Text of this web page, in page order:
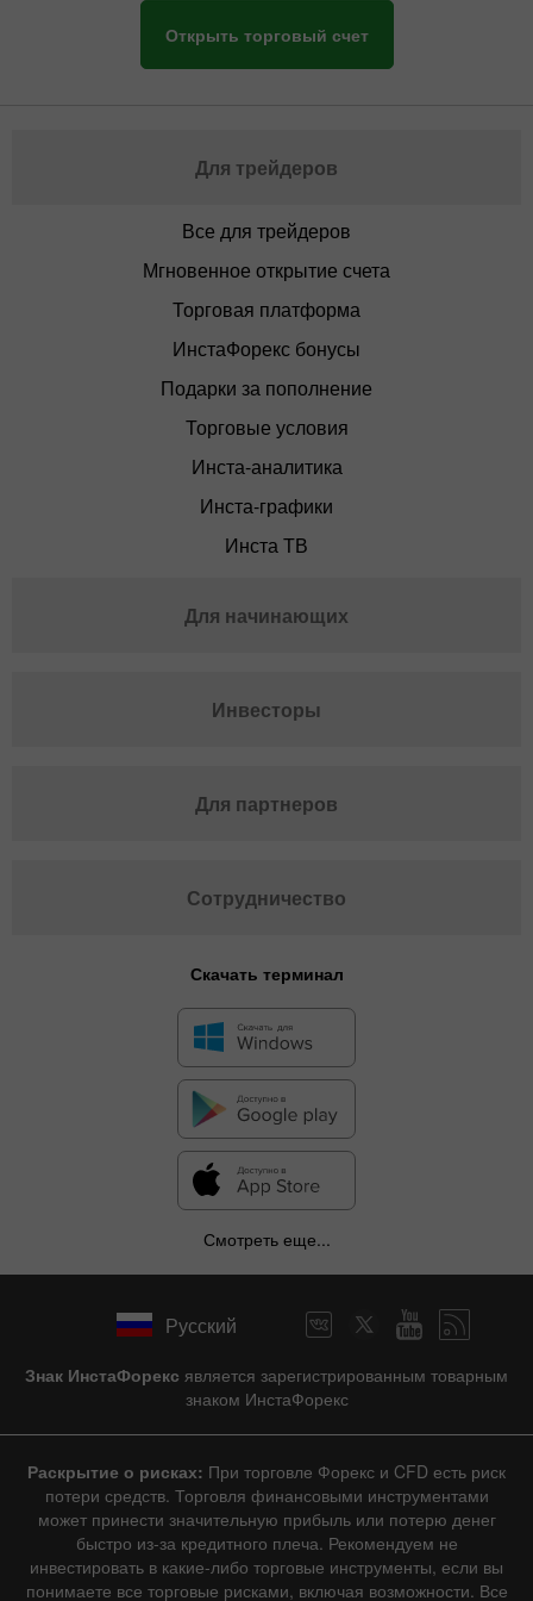
6 августа 2025 - 6 августа 2026
Фактическое Прогноз Предыдущее| Линия Бар
Данные не найдены
Открыть торговый счет
Для трейдеров
Все для трейдеров
Мгновенное открытие счета
Торговая платформа
ИнстаФорекс бонусы
Подарки за пополнение
Торговые условия
Инста-аналитика
Инста-графики
Инста ТВ
Для начинающих
Инвесторы
Для партнеров
Сотрудничество
Скачать терминал
Смотреть еще...
Русский
Знак ИнстаФорекс является зарегистрированным товарным
знаком ИнстаФорекс
Раскрытие о рисках: При торговле Форекс и CFD есть риск
потери средств. Торговля финансовыми инструментами
может принести значительную прибыль или потерю денег
быстро из-за кредитного плеча. Рекомендуем не
инвестировать в какие-либо торговые инструменты, если вы
понимаете все торговые рисками, включая возможности. Все